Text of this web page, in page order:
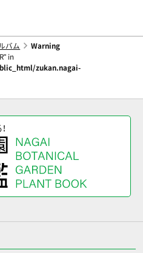
バム
Warning
in
zukan.nagai-